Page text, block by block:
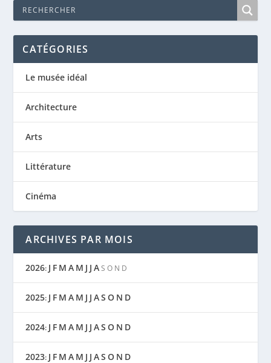
CATÉGORIES
Le musée idéal
Architecture
Arts
Littérature
Cinéma
ARCHIVES PAR MOIS
2026: J F M A M J J A S O N D
2025: J F M A M J J AS O N D
2024: J F M A M J J AS O N D
2023: J F M A M J J AS O N D